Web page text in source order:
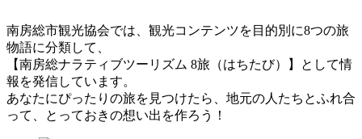
南房総市観光協会では、観光コンテンツを目的別に8つの旅
物語に分類して、
【南房総ナラティブツーリズム 8旅（はちたび）】として情
報を発信しています。
あなたにぴったりの旅を見つけたら、地元の人たちとふれ合
って、とっておきの想い出を作ろう！